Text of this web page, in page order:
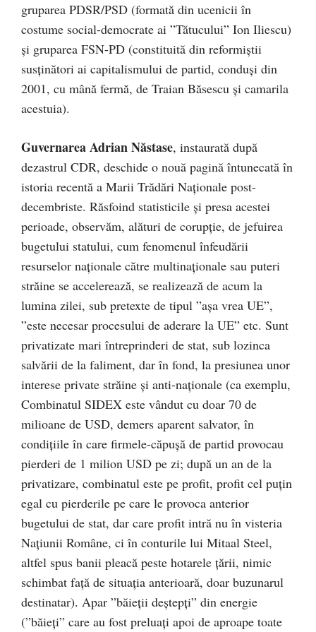
gruparea PDSR/PSD (formată din ucenicii în
costume social-democrate ai ”Tătucului” Ion Iliescu)
şi gruparea FSN-PD (constituită din reformiştii
susţinători ai capitalismului de partid, conduşi din
2001, cu mână fermă, de Traian Băsescu şi camarila
acestuia).
Guvernarea Adrian Năstase, instaurată după
dezastrul CDR, deschide o nouă pagină întunecată în
istoria recentă a Marii Trădări Naţionale post-
decembriste. Răsfoind statisticile şi presa acestei
perioade, observăm, alături de corupţie, de jefuirea
bugetului statului, cum fenomenul înfeudării
resurselor naţionale către multinaţionale sau puteri
străine se accelerează, se realizează de acum la
lumina zilei, sub pretexte de tipul ”aşa vrea UE”,
”este necesar procesului de aderare la UE” etc. Sunt
privatizate mari întreprinderi de stat, sub lozinca
salvării de la faliment, dar în fond, la presiunea unor
interese private străine şi anti-naţionale (ca exemplu,
Combinatul SIDEX este vândut cu doar 70 de
milioane de USD, demers aparent salvator, în
condiţiile în care firmele-căpuşă de partid provocau
pierderi de 1 milion USD pe zi; după un an de la
privatizare, combinatul este pe profit, profit cel puţin
egal cu pierderile pe care le provoca anterior
bugetului de stat, dar care profit intră nu în visteria
Naţiunii Române, ci în conturile lui Mitaal Steel,
altfel spus banii pleacă peste hotarele ţării, nimic
schimbat faţă de situaţia anterioară, doar buzunarul
destinatar). Apar ”băieţii deştepţi” din energie
(”băieţi” care au fost preluaţi apoi de aproape toate